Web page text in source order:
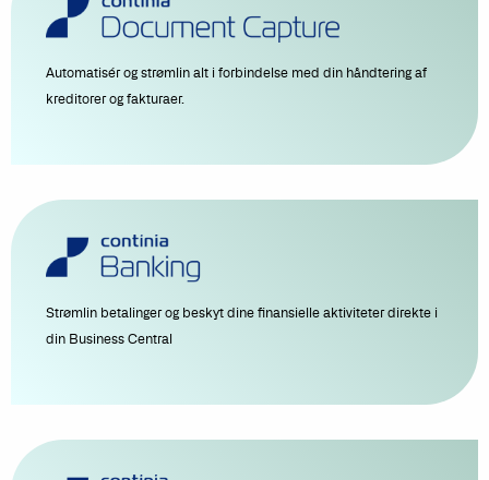
Automatisér og strømlin alt i forbindelse med din håndtering af
kreditorer og fakturaer.
Strømlin betalinger og beskyt dine finansielle aktiviteter direkte i
din Business Central